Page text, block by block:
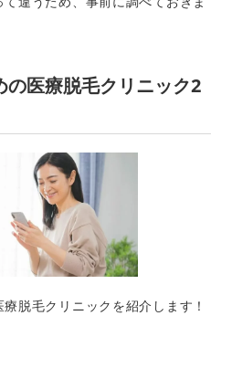
の医療脱毛クリニック2
脱毛クリニックを紹介します！